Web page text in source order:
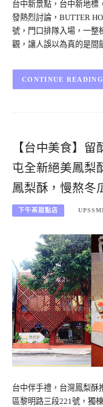
台中新景點，台中新地標
發熱烈討論，BUTTER
號，門口排隊入場，一整
觀，讓人誤以為真的是
CONTINUE READING
【台中美食】
屯全新絕美鳳梨
鳳梨酥，慢熬冬
下午茶甜點店
台中伴手禮，台灣鳳梨酥
區黎明路三段221號，獨